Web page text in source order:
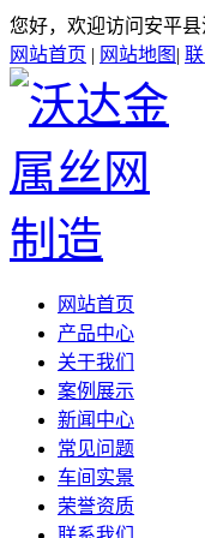
您好，欢迎访问安平
网站首页 | 网站地图 |
网站首页
产品中心
关于我们
案例展示
新闻中心
常见问题
车间实景
荣誉资质